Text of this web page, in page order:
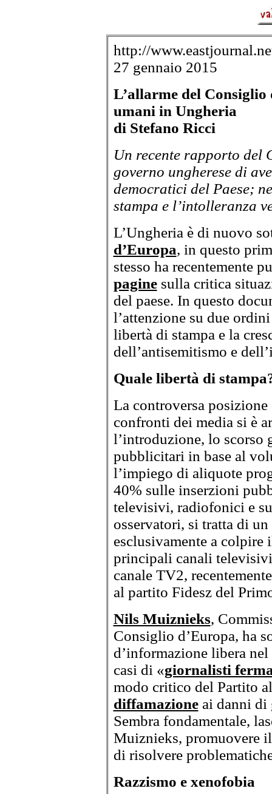
http://
27 gennaio 2015
L’allarme del
umani in Ungheria
di Stefano Ricci
Un recente rapporto del
governo ungherese di
democratici del Paese;
stampa e l’intolleranza
L’Ungheria è di nuovo
d’Europa, in questo
stesso ha recentemente
paginesulla critica
del paese. In questo
l’attenzione su due
libertà di stampa e la
dell’antisemitismo e
Quale libertà di
La controversa
confronti dei media si è
l’introduzione, lo scorso
pubblicitari in base al
l’impiego di aliquote
40% sulle inserzioni
televisivi, radiofonici e
osservatori, si tratta di
esclusivamente a
principali canali
canale TV2,
al partito Fidesz del
Nils Muiznieks,
Consiglio d’Europa, ha
d’informazione libera nel
casi di «giornalisti
modo critico del Partito
diffamazioneai danni di
Sembra fondamentale,
Muiznieks, promuovere
di risolvere
Razzismo e xenofobia